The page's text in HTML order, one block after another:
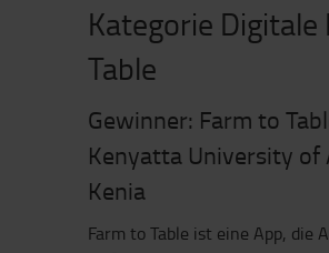
Kategorie
Table
Gewinner: Farm to
Kenyatta University of
Kenia
Farm to Table ist eine App,